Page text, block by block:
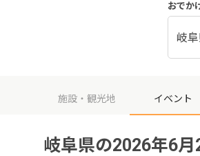
おでか
岐
施設・観光地 イベント
岐阜県の2026年6